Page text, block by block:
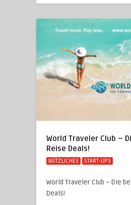
World Traveler Club –
Reise Deals!
NÜTZLICHES START-UPS
World Traveler Club – Die
Deals!